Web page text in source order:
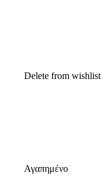
Delete from wishlist
Αγαπημένο